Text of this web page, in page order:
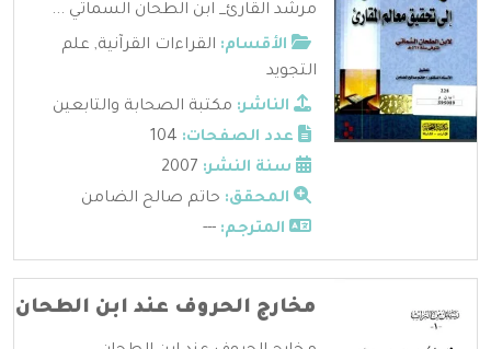
مرشد القارئ_ ابن الطحان السماتي ...
الأقسام: القراءات القرآنية, علم
التجويد
الناشر: مكتبة الصحابة والتابعين
عدد الصفحات:
سنة النشر:
المحقق: حاتم صالح الضامن
المترجم: ---
مخارج الحروف عند ابن الطحان